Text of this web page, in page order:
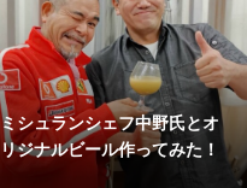
ミシュランシェフ中野氏とオ
リジナルビール作ってみた！